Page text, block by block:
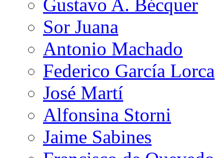
Gustavo A. Bécquer
Sor Juana
Antonio Machado
Federico García Lorca
José Martí
Alfonsina Storni
Jaime Sabines